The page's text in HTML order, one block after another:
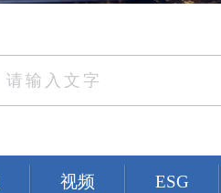
视频 ESG